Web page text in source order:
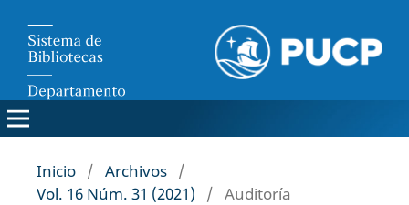
Inicio / Archivos /
Vol. 16 Núm. 31 (2021)
/ Auditoría